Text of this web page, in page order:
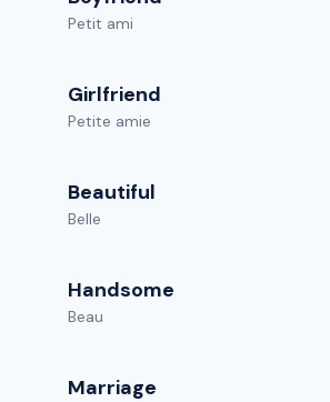
Petit ami
Girlfriend
Petite amie
Beautiful
Belle
Handsome
Beau
Marriage